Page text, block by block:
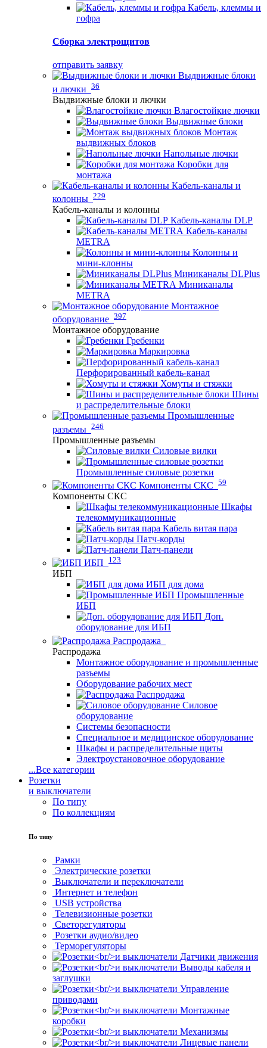
Кабель, клеммы и
гофра
Сборка электрощитов
отправить заявку
Выдвижные блоки
и лючки 36
Выдвижные блоки и лючки
Влагостойкие лючки
Выдвижные блоки
Монтаж
выдвижных блоков
Напольные лючки
Коробки для
монтажа
Кабель-каналы и
колонны 229
Кабель-каналы и колонны
Кабель-каналы DLP
Кабель-каналы
METRA
Колонны и
мини-клонны
Миниканалы DLPlus
Миниканалы
METRA
Монтажное
оборудование 397
Монтажное оборудование
Гребенки
Маркировка
Перфорированный кабель-канал
Хомуты и стяжки
Шины
и распределительные блоки
Промышленные
разъемы 246
Промышленные разъемы
Силовые вилки
Промышленные силовые розетки
Компоненты СКС 59
Компоненты СКС
Шкафы
телекоммуникационные
Кабель витая пара
Патч-корды
Патч-панели
ИБП
123
ИБП
ИБП для дома
Промышленные
ИБП
Доп.
оборудование для ИБП
Распродажа
Распродажа
Монтажное оборудование и промышленные
разъемы
Оборудование рабочих мест
Распродажа
Силовое
оборудование
Системы безопасности
Специальное и медицинское оборудование
Шкафы и распределительные щиты
Электроустановочное оборудование
...Все категории
Розетки
и выключатели
По типу
По коллекциям
По типу
Рамки
Электрические розетки
Выключатели и переключатели
Интернет и телефон
USB устройства
Телевизионные розетки
Светорегуляторы
Розетки аудио/видео
Терморегуляторы
Датчики движения
Выводы кабеля и
заглушки
Управление
приводами
Монтажные
коробки
Механизмы
Лицевые панели